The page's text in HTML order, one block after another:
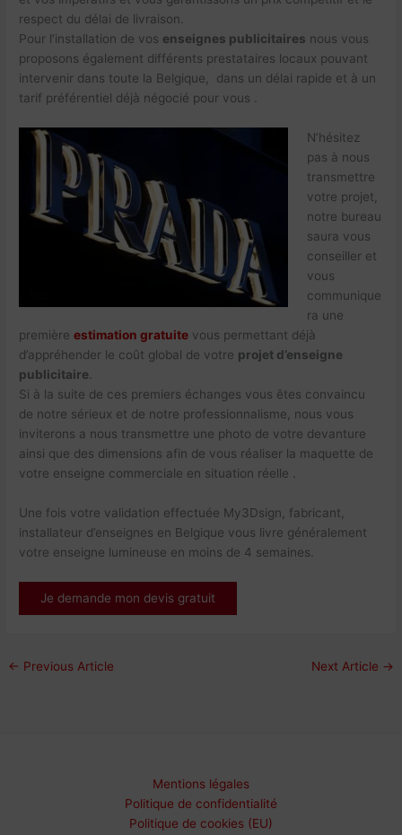
respect du délai de livraison.
Pour l’installation de vos enseignes publicitaires nous vous
proposons également différents prestataires locaux pouvant
intervenir dans toute la Belgique, dans un délai rapide et à un
tarif préférentiel déjà négocié pour vous .
N’hésitez
pas à nous
transmettre
votre projet,
notre bureau
saura vous
conseiller et
vous
communique
ra une
premièreestimation gratuite vous permettant déjà
d’appréhender le coût global de votre projet d’enseigne
publicitaire
Si à la suite de ces premiers échanges vous êtes convaincu
de notre sérieux et de notre professionnalisme, nous vous
inviterons a nous transmettre une photo de votre devanture
ainsi que des dimensions afin de vous réaliser la maquette de
votre enseigne commerciale en situation réelle .
Une fois votre validation effectuée My3Dsign, fabricant,
installateur d’enseignes en Belgique vous livre généralement
votre enseigne lumineuse en moins de 4 semaines.
Je demande mon devis gratuit
← Previous Article Next Article →
Mentions légales
Politique de confidentialité
Politique de cookies (EU)